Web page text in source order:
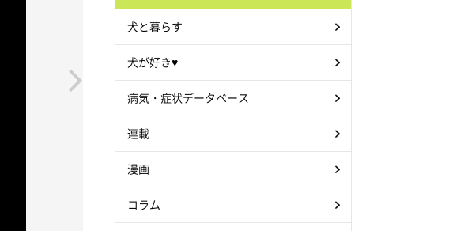
犬と暮らす
犬が好き♥
病気・症状データベース
連載
漫画
コラム